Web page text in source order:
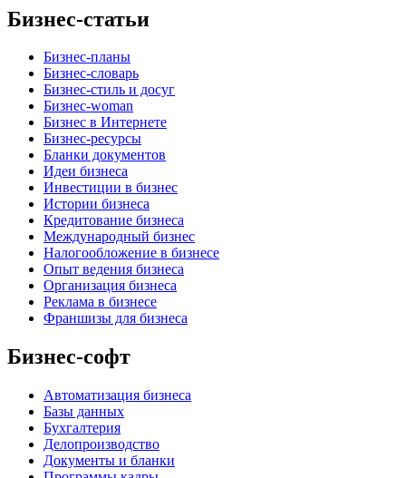
Бизнес-статьи
Бизнес-планы
Бизнес-словарь
Бизнес-стиль и досуг
Бизнес-woman
Бизнес в Интернете
Бизнес-ресурсы
Бланки документов
Идеи бизнеса
Инвестиции в бизнес
Истории бизнеса
Кредитование бизнеса
Международный бизнес
Налогообложение в бизнесе
Опыт ведения бизнеса
Организация бизнеса
Реклама в бизнесе
Франшизы для бизнеса
Бизнес-софт
Автоматизация бизнеса
Базы данных
Бухгалтерия
Делопроизводство
Документы и бланки